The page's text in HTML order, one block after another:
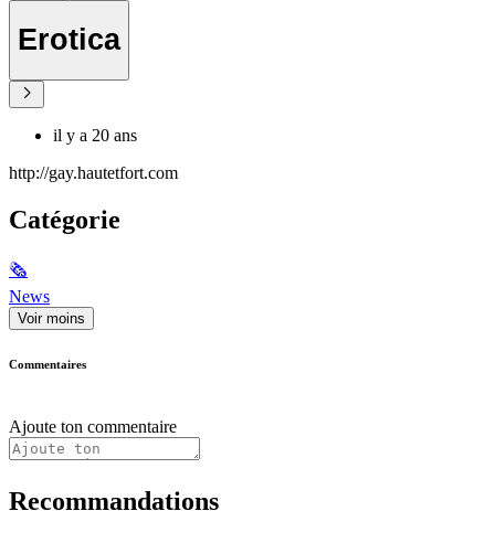
Erotica
il y a 20 ans
http://gay.hautetfort.com
Catégorie
🗞
News
Voir moins
Commentaires
Ajoute ton commentaire
Recommandations